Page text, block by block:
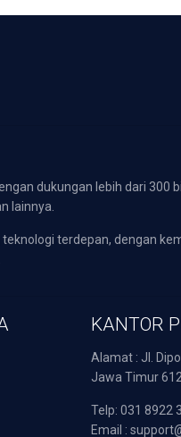
dukungan lebih dari 300
lainnya.
terdepan, dengan
KANTOR
Alamat : Jl.
Jawa Timur
Telp: 031 8922
Email :